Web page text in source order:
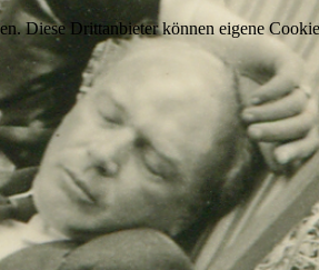
Diese Drittanbieter können eigene